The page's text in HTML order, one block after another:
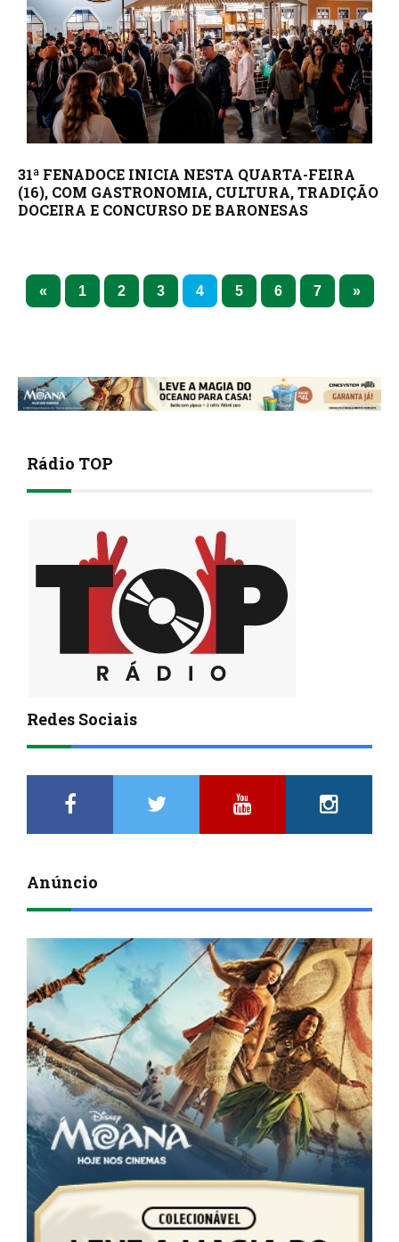
31ª FENADOCE INICIA NESTA QUARTA-FEIRA
(16), COM GASTRONOMIA, CULTURA, TRADIÇÃO
DOCEIRA E CONCURSO DE BARONESAS
1 2 3 4 5 6 7
Rádio TOP
Redes Sociais
Anúncio